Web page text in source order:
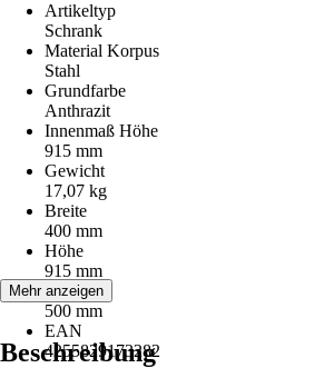
Artikeltyp
Schrank
Material Korpus
Stahl
Grundfarbe
Anthrazit
Innenmaß Höhe
915 mm
Gewicht
17,07 kg
Breite
400 mm
Höhe
915 mm
Tiefe
500 mm
EAN
4255829173282
Mehr anzeigen
Beschreibung